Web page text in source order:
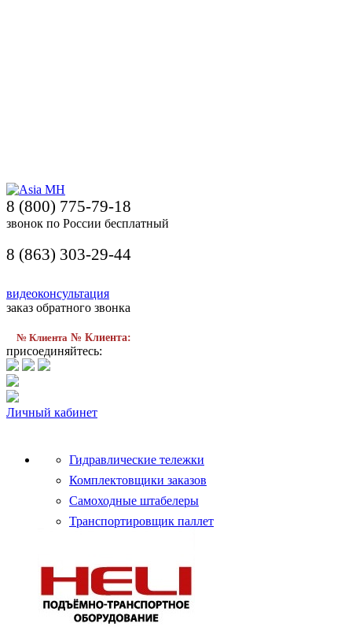
8 (800) 775-79-18
звонок по России бесплатный
8 (863) 303-29-44
видеоконсультация
заказ обратного звонка
№ Клиента № Клиента:
присоединяйтесь:
Личный кабинет
Гидравлические тележки
Комплектовщики заказов
Самоходные штабелеры
Транспортировщик паллет